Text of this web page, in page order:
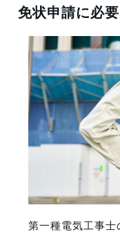
免状申請に必
第一種電気工事